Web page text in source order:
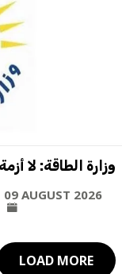
وزارة الطاقة: لا
09 AUGUST 2026
LOAD MORE